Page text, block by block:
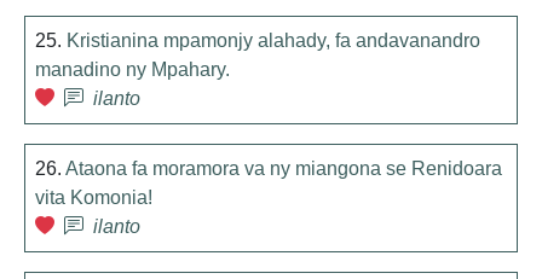
25. Kristianina mpamonjy alahady, fa andavanandro
manadino ny Mpahary.
ilanto
26. Ataona fa moramora va ny miangona se Renidoara
vita Komonia!
ilanto